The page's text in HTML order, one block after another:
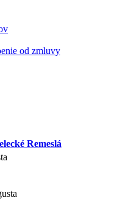
od zmluvy
Remeslá